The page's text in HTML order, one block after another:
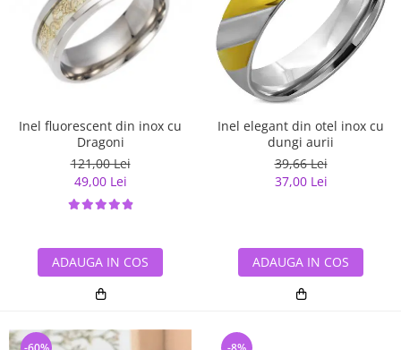
Inel fluorescent din inox cu
Dragoni
121,00 Lei
49,00 Lei
ADAUGA IN COS
Inel elegant din otel inox cu
dungi aurii
39,66 Lei
37,00 Lei
ADAUGA IN COS